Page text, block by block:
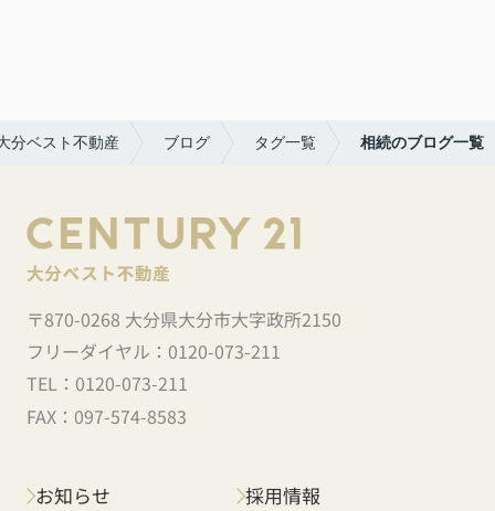
分ベスト不動産 ブログ タグ一覧 相続のブログ一覧
〒870-0268 大分県大分市大字政所2150
フリーダイヤル： 0120-073-211
TEL： 0120-073-211
FAX： 097-574-8583
お知らせ
採用情報